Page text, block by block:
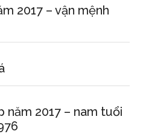
2017 – vận mệnh
năm 2017 – nam tuổi